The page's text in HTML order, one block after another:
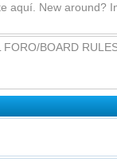
aquí. New around?
FORO/BOARD